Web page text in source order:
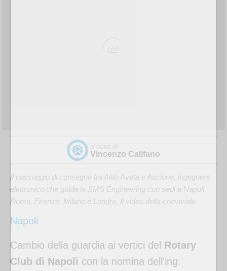
a cura di
Vincenzo Califano
Il passaggio di consegne tra Aldo Aveta e Ascione, ingegnere
elettronico che guida la SMS Engineering con sedi a Napoli,
Roma, Firenze, Milano e Londra. Il video della conviviale.
Napoli
Cambio della guardia ai vertici del Rotary
Club di Napoli con la nomina dell'ing.